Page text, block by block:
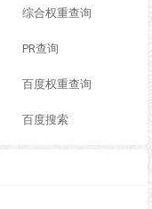
综合权重查询
PR查询
百度权重查询
百度搜索